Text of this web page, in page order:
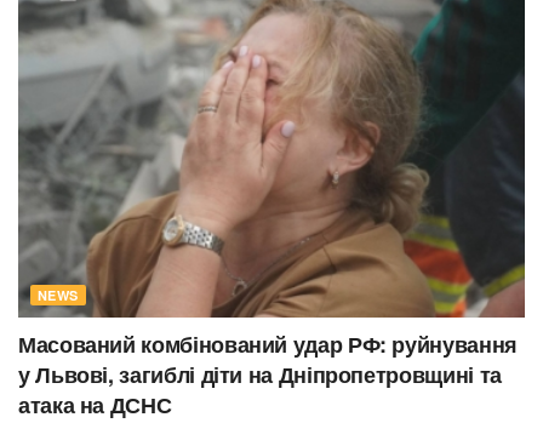
NEWS
Масований комбінований удар РФ: руйнування
у Львові, загиблі діти на Дніпропетровщині та
атака на ДСНС